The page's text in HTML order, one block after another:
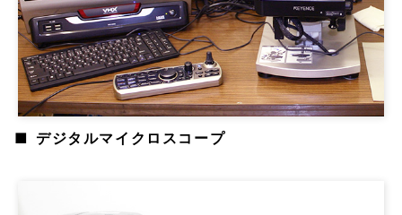
デジタルマイクロスコープ